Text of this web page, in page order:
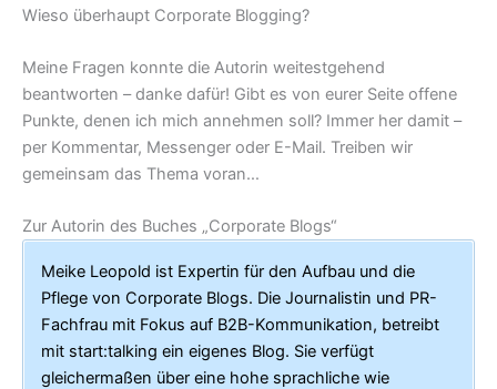
Wieso überhaupt Corporate Blogging?
Meine Fragen konnte die Autorin weitestgehend
beantworten – danke dafür! Gibt es von eurer Seite offene
Punkte, denen ich mich annehmen soll? Immer her damit –
per Kommentar, Messenger oder E-Mail. Treiben wir
gemeinsam das Thema voran…
Zur Autorin des Buches „Corporate Blogs“
Meike Leopold ist Expertin für den Aufbau und die
Pflege von Corporate Blogs. Die Journalistin und PR-
Fachfrau mit Fokus auf B2B-Kommunikation, betreibt
mit start:talking ein eigenes Blog. Sie verfügt
gleichermaßen über eine hohe sprachliche wie